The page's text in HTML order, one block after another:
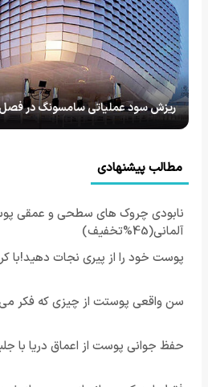
ریزش سود عملیاتی سامسونگ در فصل
مطالب پیشنهادی
نابودی چروک های سطحی و عمقی
آلمانی(45%تخفیف)
پوست خود را از پیری نجات
سن واقعی پوستت از چیزی که فکر
حفظ جوانی پوست از اعماق دریا با